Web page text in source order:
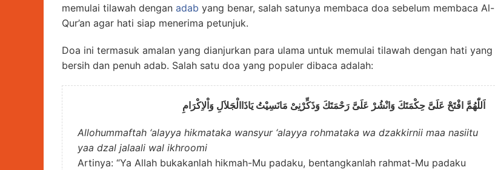
memulai tilawah dengan adab yang benar, salah satunya membaca doa sebelum membaca Al-
Qur’an agar hati siap menerima petunjuk.
Doa ini termasuk amalan yang dianjurkan para ulama untuk memulai tilawah dengan hati yang
bersih dan penuh adab. Salah satu doa yang populer dibaca adalah:
اَللّٰهُمَّ افْتَحْ عَلَىَّ حِكْمَتَكَ وَانْشُرْ عَلَىَّ رَحْمَتَكَ وَذَكِّرْنِىْ مَانَسِيْتُ يَاذَاالْجَلاَلِ وَاْلاِكْرَامِ
Allohummaftah ‘alayya hikmataka wansyur ‘alayya rohmataka wa dzakkirnii maa nasiitu
yaa dzal jalaali wal ikhroomi
Artinya: “Ya Allah bukakanlah hikmah-Mu padaku, bentangkanlah rahmat-Mu padaku